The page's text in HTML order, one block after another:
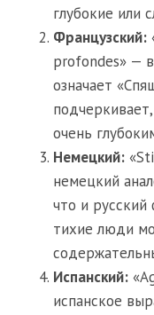
глубокие или
Французский:
profondes» —
означает
очень
Немецкий:
немецкий
что и русский
тихие люди
Испанский:
испанское